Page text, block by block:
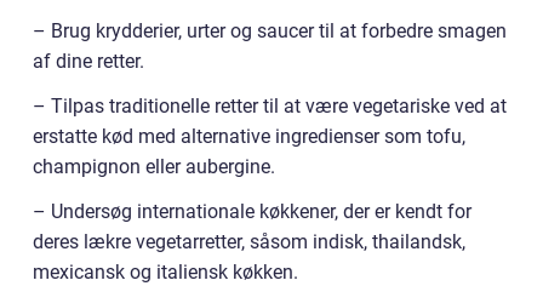
– Brug krydderier, urter og saucer til at forbedre smagen
af dine retter.
– Tilpas traditionelle retter til at være vegetariske ved at
erstatte kød med alternative ingredienser som tofu,
champignon eller aubergine.
– Undersøg internationale køkkener, der er kendt for
deres lækre vegetarretter, såsom indisk, thailandsk,
mexicansk og italiensk køkken.